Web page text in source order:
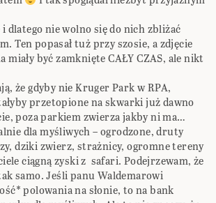
i dlatego nie wolno się do nich zbliżać
Ten popasał tuż przy szosie, a zdjęcie
miały być zamknięte CAŁY CZAS, ale nikt
że gdyby nie Kruger Park w RPA,
przetopione na skwarki już dawno
poza parkiem zwierza jakby ni ma…
dla myśliwych – ogrodzone, druty
dziki zwierz, strażnicy, ogromne tereny
ciągną zyski z safari. Podejrzewam, że
samo. Jeśli panu Waldemarowi
polowania na słonie, to na bank